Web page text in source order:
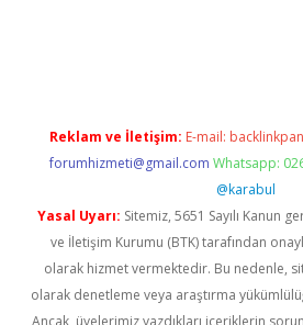
Reklam ve İletişim: E-mail:
forumhizmeti@gmail.com Whatsapp:
@karabul
Yasal Uyarı: Sitemiz, 5651 Sayılı Kanun
ve İletişim Kurumu (BTK) tarafından
olarak hizmet vermektedir. Bu nedenle,
olarak denetleme veya araştırma
Ancak, üyelerimiz yazdıkları içeriklerin